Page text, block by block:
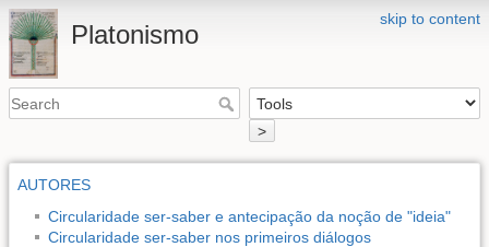
skip to content
Platonismo
>
AUTORES
Circularidade ser-saber e antecipação da noção de "ideia"
Circularidade ser-saber nos primeiros diálogos